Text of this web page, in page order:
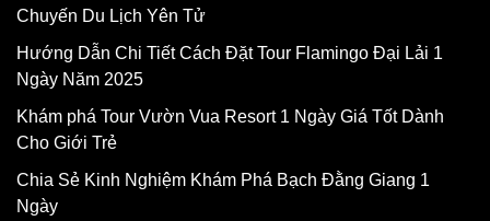
Chuyến Du Lịch Yên Tử
Hướng Dẫn Chi Tiết Cách Đặt Tour Flamingo Đại Lải 1
Ngày Năm 2025
Khám phá Tour Vườn Vua Resort 1 Ngày Giá Tốt Dành
Cho Giới Trẻ
Chia Sẻ Kinh Nghiệm Khám Phá Bạch Đằng Giang 1
Ngày